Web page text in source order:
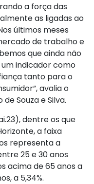
a força das
as ligadas ao
últimos meses
de trabalho e
que ainda não
indicador como
tanto para o
avalia o
Souza e Silva.
dentre os que
a faixa
representa a
25 e 30 anos
acima de 65 anos a
a 5,34%.